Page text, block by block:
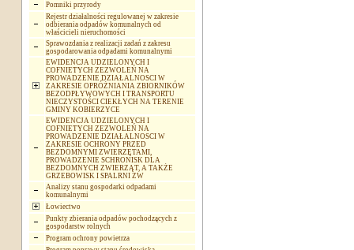
Pomniki przyrody
Rejestr działalności regulowanej w zakresie
odbierania odpadów komunalnych od
właścicieli nieruchomości
Sprawozdania z realizacji zadań z zakresu
gospodarowania odpadami komunalnymi
EWIDENCJA UDZIELONYCH I
COFNIETYCH ZEZWOLEŃ NA
PROWADZENIE DZIAŁALNOSCI W
ZAKRESIE OPRÓŻNIANIA ZBIORNIKÓW
BEZODPŁYWOWYCH I TRANSPORTU
NIECZYSTOŚCI CIEKŁYCH NA TERENIE
GMINY KOBIERZYCE
EWIDENCJA UDZIELONYCH I
COFNIETYCH ZEZWOLEŃ NA
PROWADZENIE DZIAŁALNOSCI W
ZAKRESIE OCHRONY PRZED
BEZDOMNYMI ZWIERZĘTAMI,
PROWADZENIE SCHRONISK DLA
BEZDOMNYCH ZWIERZĄT, A TAKŻE
GRZEBOWISK I SPALRNI ZW
Analizy stanu gospodarki odpadami
komunalnymi
Łowiectwo
Punkty zbierania odpadów pochodzących z
gospodarstw rolnych
Program ochrony powietrza